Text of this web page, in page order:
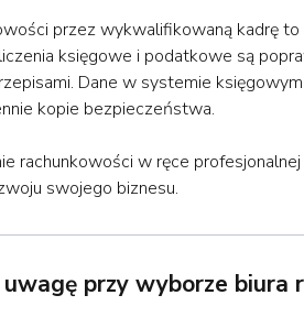
przez wykwalifikowaną kadrę
księgowe i podatkowe są
Dane w systemie
kopie bezpieczeństwa.
rachunkowości w ręce
swojego biznesu.
przy wyborze biura